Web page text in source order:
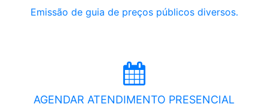
Emissão de guia de preços públicos diversos.
AGENDAR ATENDIMENTO PRESENCIAL